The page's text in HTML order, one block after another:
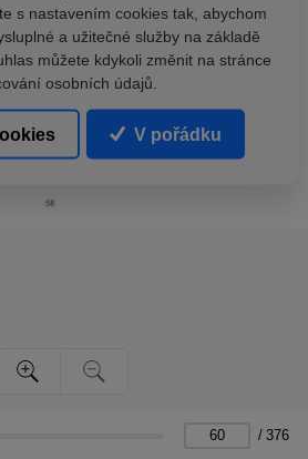
/ 376
s nastavením cookies tak, abychom
a užitečné služby na základě
můžete kdykoli změnit na stránce
osobních údajů.
V pořádku